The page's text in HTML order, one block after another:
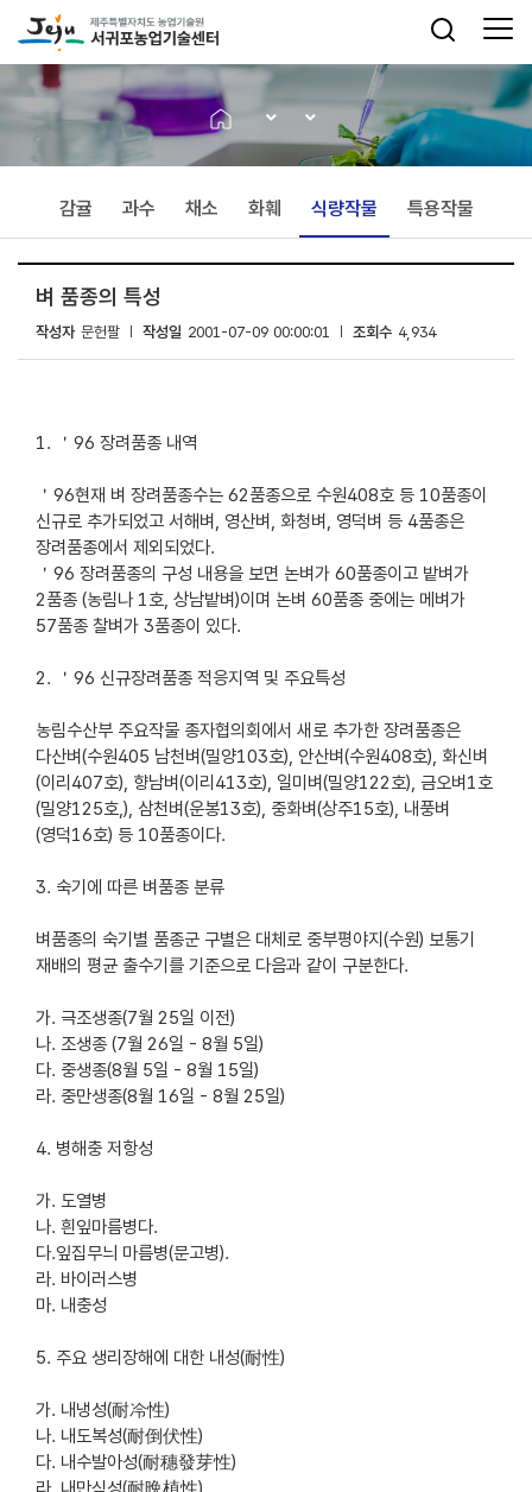
감귤 과수 채소 화훼 식량작물 특용작물
벼 품종의 특성
작성자 문헌팔 작성일 2001-07-09 00:00:01 조회수 4,934
1. ＇96 장려품종 내역
＇96현재 벼 장려품종수는 62품종으로 수원408호 등 10품종이
신규로 추가되었고 서해벼, 영산벼, 화청벼, 영덕벼 등 4품종은
장려품종에서 제외되었다.
＇96 장려품종의 구성 내용을 보면 논벼가 60품종이고 밭벼가
2품종 (농림나 1호, 상남밭벼)이며 논벼 60품종 중에는 메벼가
57품종 찰벼가 3품종이 있다.
2. ＇96 신규장려품종 적응지역 및 주요특성
농림수산부 주요작물 종자협의회에서 새로 추가한 장려품종은
다산벼(수원405 남천벼(밀양103호), 안산벼(수원408호), 화신벼
(이리407호), 향남벼(이리413호), 일미벼(밀양122호), 금오벼1호
(밀양125호,), 삼천벼(운봉13호), 중화벼(상주15호), 내풍벼
(영덕16호) 등 10품종이다.
3. 숙기에 따른 벼품종 분류
벼품종의 숙기별 품종군 구별은 대체로 중부평야지(수원) 보통기
재배의 평균 출수기를 기준으로 다음과 같이 구분한다.
가. 극조생종(7월 25일 이전)
나. 조생종 (7월 26일 - 8월 5일)
다. 중생종(8월 5일 - 8월 15일)
라. 중만생종(8월 16일 - 8월 25일)
4. 병해충 저항성
가. 도열병
나. 흰잎마름병다.
다.잎집무늬 마름병(문고병).
라. 바이러스병
마. 내충성
5. 주요 생리장해에 대한 내성(耐性)
가. 내냉성(耐冷性)
나. 내도복성(耐倒伏性)
다. 내수발아성(耐穗發芽性)